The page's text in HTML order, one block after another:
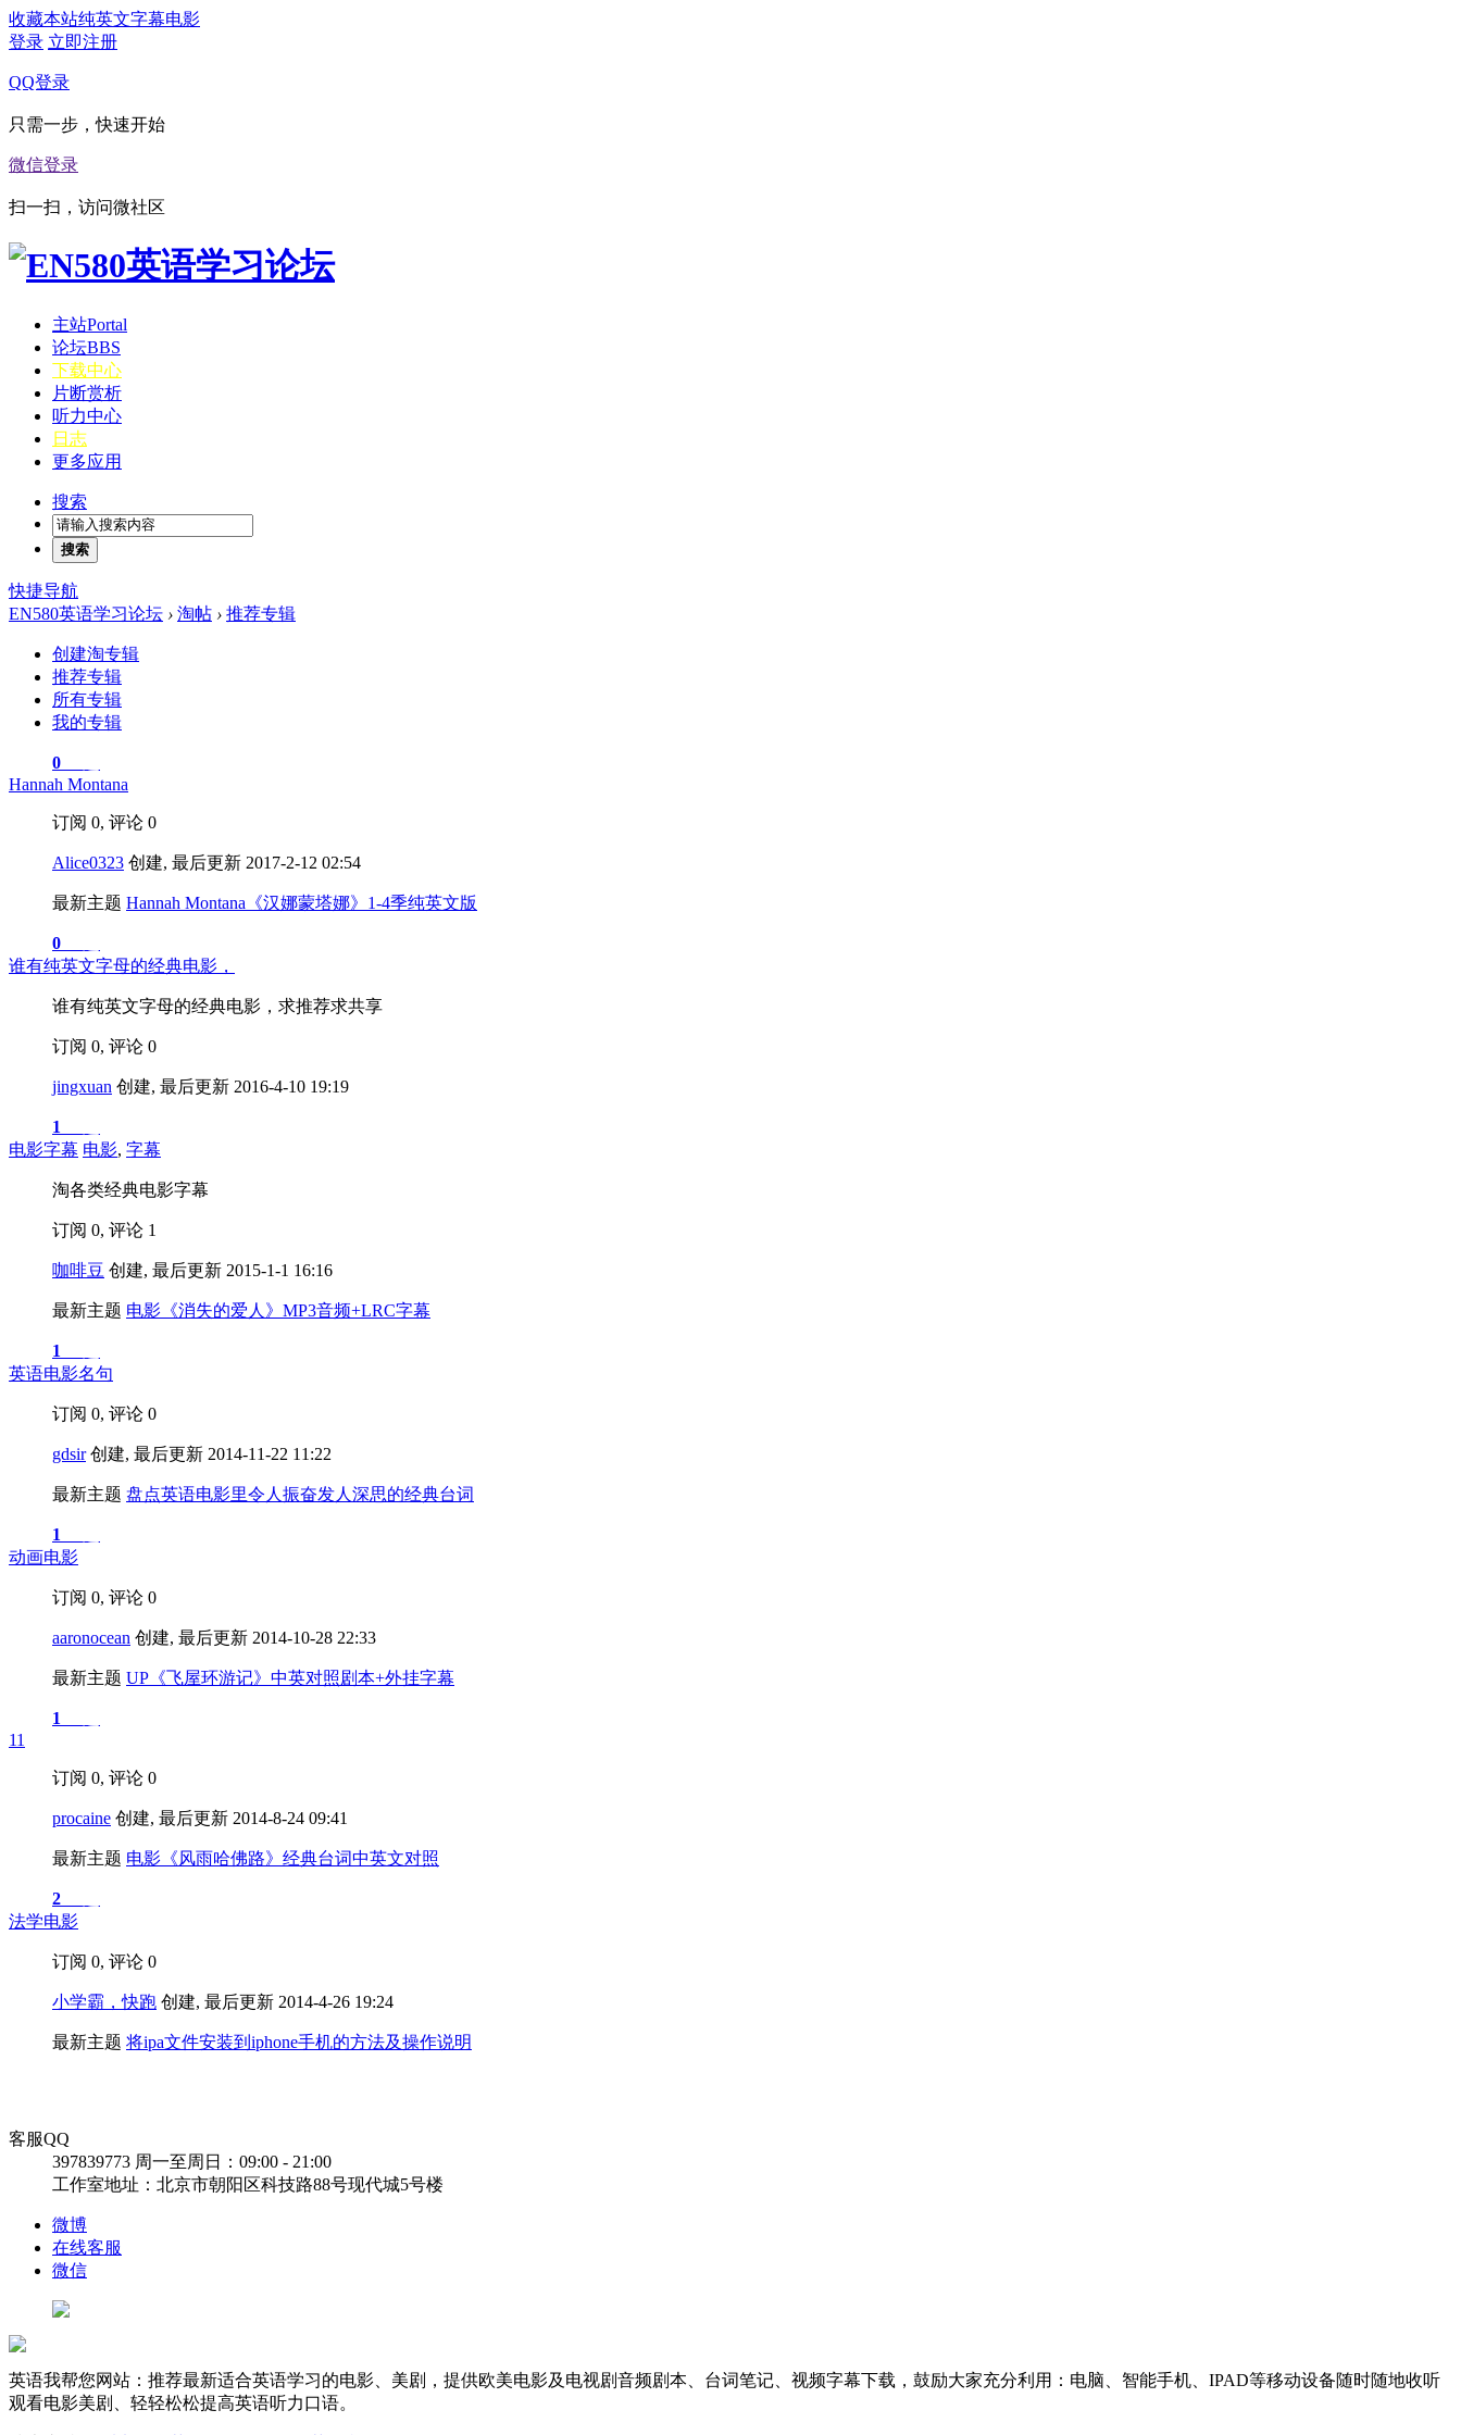
收藏本站纯英文字幕电影
登录 立即注册
QQ登录
只需一步，快速开始
微信登录
扫一扫，访问微社区
主站Portal
论坛BBS
下载中心
片断赏析
听力中心
日志
更多应用
搜索
搜索
快捷导航
EN580英语学习论坛 › 淘帖 › 推荐专辑
创建淘专辑
推荐专辑
所有专辑
我的专辑
0
Hannah Montana
订阅 0, 评论 0
Alice0323 创建, 最后更新 2017-2-12 02:54
最新主题 Hannah Montana《汉娜蒙塔娜》1-4季纯英文版
0
谁有纯英文字母的经典电影，
谁有纯英文字母的经典电影，求推荐求共享
订阅 0, 评论 0
jingxuan 创建, 最后更新 2016-4-10 19:19
1
电影字幕 电影, 字幕
淘各类经典电影字幕
订阅 0, 评论 1
咖啡豆 创建, 最后更新 2015-1-1 16:16
最新主题 电影《消失的爱人》MP3音频+LRC字幕
1
英语电影名句
订阅 0, 评论 0
gdsir创建, 最后更新 2014-11-22 11:22
最新主题 盘点英语电影里令人振奋发人深思的经典台词
1
动画电影
订阅 0, 评论 0
aaronocean 创建, 最后更新 2014-10-28 22:33
最新主题 UP《飞屋环游记》中英对照剧本+外挂字幕
1
11
订阅 0, 评论 0
procaine 创建, 最后更新 2014-8-24 09:41
最新主题 电影《风雨哈佛路》经典台词中英文对照
2
法学电影
订阅 0, 评论 0
小学霸，快跑 创建, 最后更新 2014-4-26 19:24
最新主题 将ipa文件安装到iphone手机的方法及操作说明
客服QQ
397839773 周一至周日：09:00 - 21:00
工作室地址：北京市朝阳区科技路88号现代城5号楼
微博
在线客服
微信
英语我帮您网站：推荐最新适合英语学习的电影、美剧，提供欧美电影及电视剧音频剧本、台词笔记、视频字幕下载，鼓励大家充分利用：电脑、智能手机、IPAD等移动设备随时随地收听
观看电影美剧、轻轻松松提高英语听力口语。